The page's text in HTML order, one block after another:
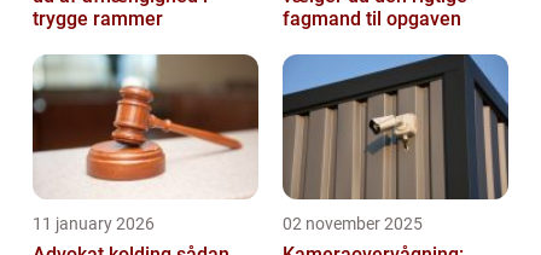
trygge rammer
fagmand til opgaven
11 january 2026 02 november 2025